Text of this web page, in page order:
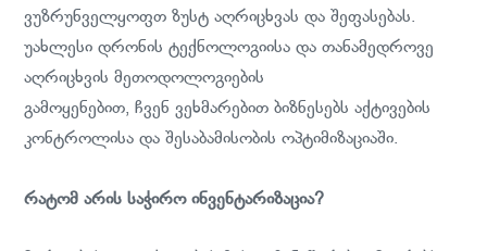
ვუზრუნველყოფთ ზუსტ აღრიცხვას და შეფასებას.
უახლესი დრონის ტექნოლოგიისა და თანამედროვე
აღრიცხვის მეთოდოლოგიების
გამოყენებით, ჩვენ ვეხმარებით ბიზნესებს აქტივების
კონტროლისა და შესაბამისობის ოპტიმიზაციაში.
რატომ არის საჭირო ინვენტარიზაცია?